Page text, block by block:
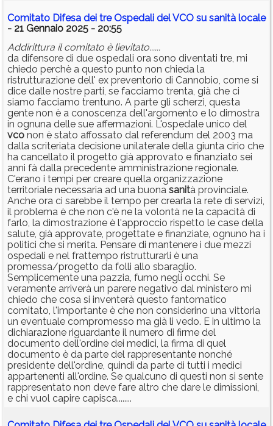
Comitato Difesa dei tre Ospedali del VCO su sanità locale
- 21 Gennaio 2025 - 20:55
Addirittura il comitato è lievitato......
da difensore di due ospedali ora sono diventati tre, mi
chiedo perchè a questo punto non chieda la
ristrutturazione dell' ex preventorio di Cannobio, come si
dice dalle nostre parti, se facciamo trenta, già che ci
siamo facciamo trentuno. A parte gli scherzi, questa
gente non è a conoscenza dell'argomento e lo dimostra
in ognuna delle sue affermazioni. L'ospedale unico del
vco non è stato affossato dal referendum del 2003 ma
dalla scriteriata decisione unilaterale della giunta cirio che
ha cancellato il progetto già approvato e finanziato sei
anni fà dalla precedente amministrazione regionale.
C'erano i tempi per creare quella organizzazione
territoriale necessaria ad una buona sanità provinciale.
Anche ora ci sarebbe il tempo per crearla la rete di servizi,
il problema è che non c'è ne la volontà ne la capacità di
farlo, la dimostrazione è l'approccio rispetto le case della
salute, già approvate, progettate e finanziate, ognuno ha i
politici che si merita. Pensare di mantenere i due mezzi
ospedali e nel frattempo ristrutturarli è una
promessa/progetto da folli allo sbaraglio.
Semplicemente una pazzia, fumo negli occhi. Se
veramente arriverà un parere negativo dal ministero mi
chiedo che cosa si inventerà questo fantomatico
comitato, l'importante è che non considerino una vittoria
un eventuale compromesso ma già li vedo. E in ultimo la
dichiarazione riguardante il numero di firme del
documento dell'ordine dei medici, la firma di quel
documento è da parte del rappresentante nonché
presidente dell'ordine, quindi da parte di tutti i medici
appartenenti all'ordine. Se qualcuno di questi non si sente
rappresentato non deve fare altro che dare le dimissioni,
e chi vuol capire capisca........